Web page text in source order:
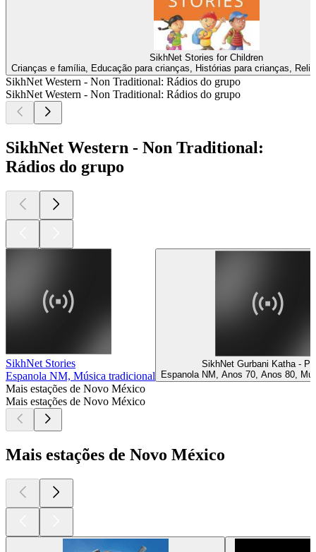
SikhNet Stories for Children
Crianças e família, Educação para crianças, Histórias para crianças,
SikhNet Western - Non Traditional: Rádios do grupo
SikhNet Western - Non Traditional: Rádios do grupo
SikhNet Western - Non Traditional:
Rádios do grupo
SikhNet Stories
Espanola NM, Música tradicional
SikhNet Gurbani Katha -
Espanola NM, Anos 70, Anos 80,
Mais estações de Novo México
Mais estações de Novo México
Mais estações de Novo México